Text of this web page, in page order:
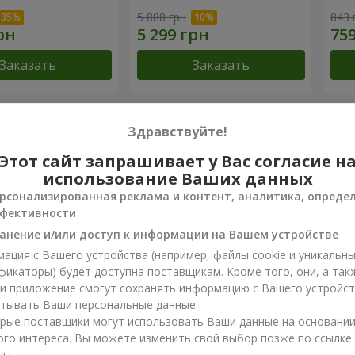
Заказать
5 888 грн
Заказать
843
Доставка цветов года в Украине
«Выбор страны»
2026 год
о товаре 5 из5
Здравствуйте!
Этот сайт запрашивает у Вас согласие на
использование Ваших данных
реклама и контент, аналитика,
и/или доступ к информации на Вашем устройстве
с Вашего устройства (например, файлы cookie и
будет доступна поставщикам. Кроме того, они, а
приложение смогут сохранять информацию с Вашего
Ваши персональные данные.
поставщики могут использовать Ваши данные на основании
интереса. Вы можете изменить свой выбор позже по ссылке